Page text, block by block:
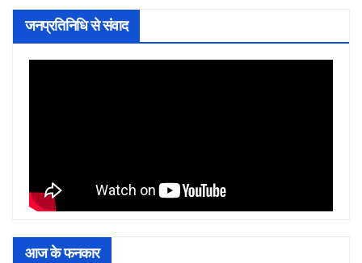
जनप्रतिनिधि से संवाद
आज के फनकार